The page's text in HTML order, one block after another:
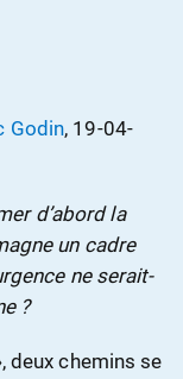
Godin, 19-04-
d’abord la
un cadre
ne serait-
?
deux chemins se